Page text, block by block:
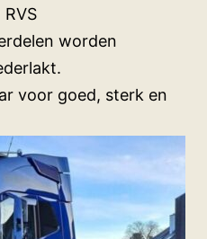
worden
voor goed, sterk en